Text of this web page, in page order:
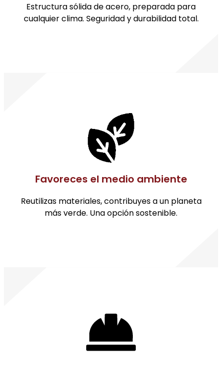
Estructura sólida de acero, preparada para
cualquier clima. Seguridad y durabilidad total.
Favoreces el medio ambiente
Reutilizas materiales, contribuyes a un planeta
más verde. Una opción sostenible.